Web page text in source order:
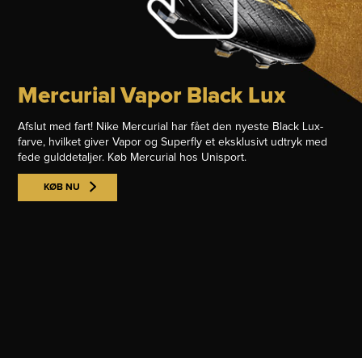
Mercurial Vapor Black Lux
Afslut med fart! Nike Mercurial har fået den nyeste Black Lux-
farve, hvilket giver Vapor og Superfly et eksklusivt udtryk med
fede gulddetaljer. Køb Mercurial hos Unisport.
KØB NU